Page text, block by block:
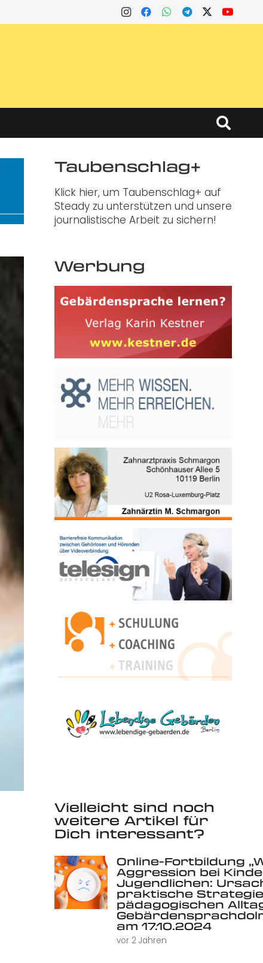
Taubenschlag+
Klick hier, um Taubenschlag+ auf
Steady zu unterstützen und unsere
journalistische Arbeit zu sichern!
Werbung
Vielleicht sind noch
weitere Artikel für
Dich interessant?
Online-Fortbildung
Aggression bei
Jugendlichen:
praktische
pädagogischen
am 17.10.2024
vor 2 Jahren